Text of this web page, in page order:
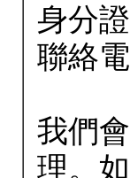
身分
聯絡電
我們
理。